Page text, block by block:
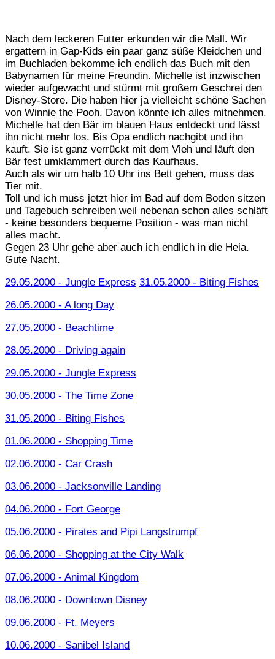
Nach dem leckeren Futter erkunden wir die Mall. Wir
ergattern in Gap-Kids ein paar ganz süße Kleidchen und
im Buchladen bekomme ich endlich das Buch mit den
Babynamen für meine Freundin. Michelle ist inzwischen
wieder aufgewacht und stürmt mit großem Geschrei den
Disney-Store. Die haben hier ja vielleicht schöne Sachen
von Winnie the Pooh. Davon könnte ich alles mitnehmen.
Michelle hat den Bär im blauen Haus entdeckt und lässt
ihn nicht mehr los. Bis Opa endlich nachgibt und ihn
kauft. Sie ist ganz verrückt mit dem Vieh und läuft den
Bär fest umklammert durch das Kaufhaus.
Auch als wir um halb 10 Uhr ins Bett gehen, muss das
Tier mit.
Toll und ich muss jetzt hier im Bad auf dem Boden sitzen
und Tagebuch schreiben weil nebenan schon alles schläft
- keine besonders bequeme Position - was man nicht
alles macht.
Gegen 23 Uhr gehe aber auch ich endlich in die Heia.
Gute Nacht.
29.05.2000 - Jungle Express 31.05.2000 - Biting Fishes
26.05.2000 - A long Day
27.05.2000 - Beachtime
28.05.2000 - Driving again
29.05.2000 - Jungle Express
30.05.2000 - The Time Zone
31.05.2000 - Biting Fishes
01.06.2000 - Shopping Time
02.06.2000 - Car Crash
03.06.2000 - Jacksonville Landing
04.06.2000 - Fort George
05.06.2000 - Pirates and Pipi Langstrumpf
06.06.2000 - Shopping at the City Walk
07.06.2000 - Animal Kingdom
08.06.2000 - Downtown Disney
09.06.2000 - Ft. Meyers
10.06.2000 - Sanibel Island